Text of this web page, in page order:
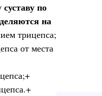
по
на
трицепса;
от места